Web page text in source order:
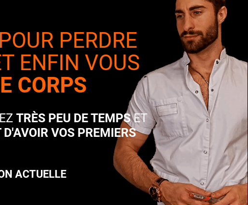
PERDRE
ENFIN VOUS
CORPS
TRÈS PEU DE TEMPSET
VOS PREMIERS
ACTUELLE